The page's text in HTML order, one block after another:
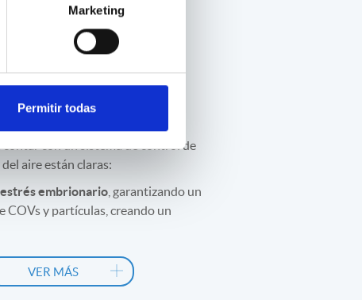
Marketing
Permitir todas
para
FIV y
de
contar con un sistema de control de
aire están claras:
embrionario, garantizando un
COVs y partículas, creando un
protocolos de trabajo y
VER MÁS